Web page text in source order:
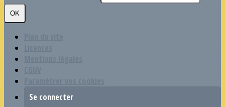
OK
Se connecter